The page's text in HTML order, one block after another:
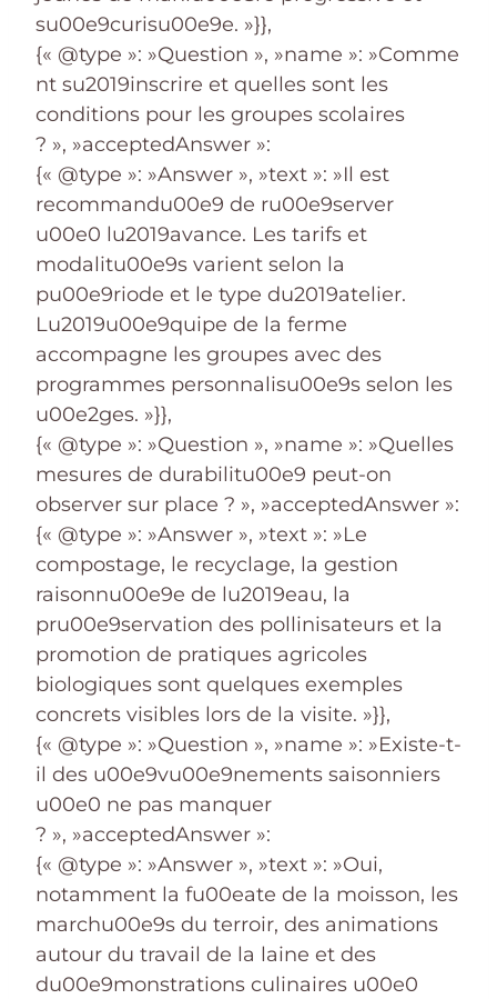
su00e9curisu00e9e. »}},
{« @type »: »Question », »name »: »Comme
nt su2019inscrire et quelles sont les
conditions pour les groupes scolaires
? », »acceptedAnswer »:
{« @type »: »Answer », »text »: »Il est
recommandu00e9 de ru00e9server
u00e0 lu2019avance. Les tarifs et
modalitu00e9s varient selon la
pu00e9riode et le type du2019atelier.
Lu2019u00e9quipe de la ferme
accompagne les groupes avec des
programmes personnalisu00e9s selon les
u00e2ges. »}},
{« @type »: »Question », »name »: »Quelles
mesures de durabilitu00e9 peut-on
observer sur place ? », »acceptedAnswer »:
{« @type »: »Answer », »text »: »Le
compostage, le recyclage, la gestion
raisonnu00e9e de lu2019eau, la
pru00e9servation des pollinisateurs et la
promotion de pratiques agricoles
biologiques sont quelques exemples
concrets visibles lors de la visite. »}},
{« @type »: »Question », »name »: »Existe-t-
il des u00e9vu00e9nements saisonniers
u00e0 ne pas manquer
? », »acceptedAnswer »:
{« @type »: »Answer », »text »: »Oui,
notamment la fu00eate de la moisson, les
marchu00e9s du terroir, des animations
autour du travail de la laine et des
du00e9monstrations culinaires u00e0